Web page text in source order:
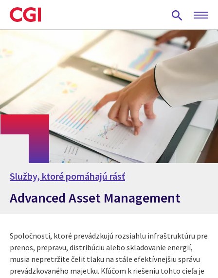
Skip
to
main
Služby, ktoré pomáhajú rásť
Advanced Asset Management
Spoločnosti, ktoré prevádzkujú rozsiahlu infraštruktúru pre
prenos, prepravu, distribúciu alebo skladovanie energií,
musia nepretržite čeliť tlaku na stále efektívnejšiu správu
prevádzkovaného majetku. Kľúčom k riešeniu tohto cieľa je